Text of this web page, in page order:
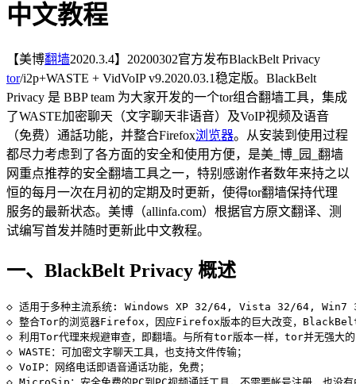
中文教程
【美博翻墙2020.3.4】20200302官方发布BlackBelt Privacy
tor/i2p+WASTE + VidVoIP v9.2020.03.1稳定版。BlackBelt
Privacy 是 BBP team 为大家开发的一个tor组合翻墙工具，集成
了WASTE加密聊天（文字聊天非语音）及VoIP视频及语音
（免费）通話功能，并整合Firefox浏览器。从安装到使用过程
都尽力考虑到了各方面的安全和使用方便，是美_博_园_翻墙
网重点推荐的安全翻墙工具之一，特别感谢作者数年来持之以
恒的每月一次在月初的定期及时更新，使得tor翻墙保持代理
服务的最新状态。美博（allinfa.com）根据官方原文翻译、测
试编写首发并随时更新此中文教程。
一、BlackBelt Privacy 概述
◇ 适用于多种主流系统: Windows XP 32/64, Vista 32/64,
◇ 整合Tor的浏览器Firefox，因应Firefox版本的巨大改变，BlackBelt
◇ 利用Tor代理来规避审查，即翻墙。与所有tor版本一样，tor并无强
◇ WASTE：可加密文字聊天工具，也支持文件传输；
◇ VoIP：网络电话即语音通话功能，免费；